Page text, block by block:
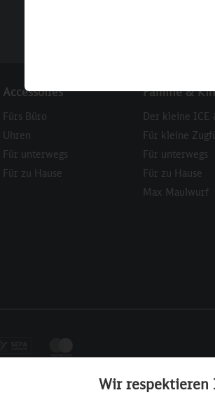
Accessoires
Fürs Büro
Uhren
Für unterwegs
Für zu Hause
Familie &
Der kleine ICE
Für kleine
Für unterwegs
Für zu Hause
Max Maulwurf
Wir respektieren